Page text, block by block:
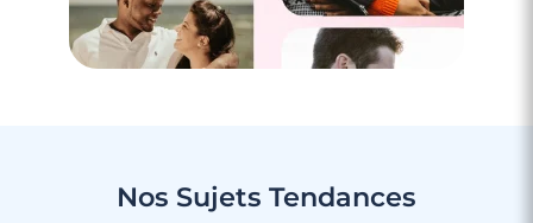
Nos Sujets Tendances